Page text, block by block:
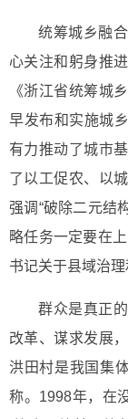
统筹城乡融
心关注和躬身推
《浙江省统筹城
早发布和实施城
有力推动了城市
了以工促农、以
强调“破除二元结
略任务一定要在
书记关于县域治
群众是真正
改革、谋求发展
洪田村是我国集
称。1998年，在